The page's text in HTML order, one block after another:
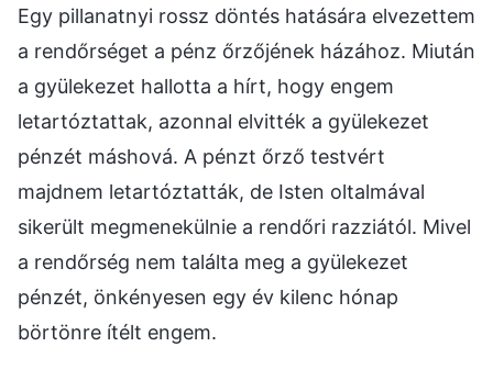
Egy pillanatnyi rossz döntés hatására elvezettem
a rendőrséget a pénz őrzőjének házához. Miután
a gyülekezet hallotta a hírt, hogy engem
letartóztattak, azonnal elvitték a gyülekezet
pénzét máshová. A pénzt őrző testvért
majdnem letartóztatták, de Isten oltalmával
sikerült megmenekülnie a rendőri razziától. Mivel
a rendőrség nem találta meg a gyülekezet
pénzét, önkényesen egy év kilenc hónap
börtönre ítélt engem.